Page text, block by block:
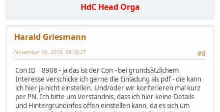
HdC Head Orga
Harald Griesmann
#8
November 06, 2018, 08:38:27
Con ID 8908 - ja das ist der Con - bei grundsätzlichem
Interesse verschicke ich gerne die Einladung als pdf - die kann
ich hier ja nicht einstellen. Und/oder wir konferieren mal kurz
per PN. Ich bitte um Verständnis, dass ich hier keine Details
und Hintergrundinfos offen einstellen kann, da es sich um